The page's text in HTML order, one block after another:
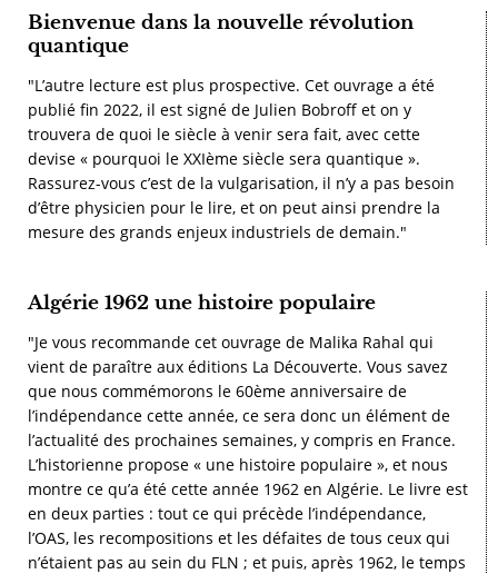
Bienvenue dans la nouvelle révolution
quantique
"L’autre lecture est plus prospective. Cet ouvrage a été
publié fin 2022, il est signé de Julien Bobroff et on y
trouvera de quoi le siècle à venir sera fait, avec cette
devise « pourquoi le XXIème siècle sera quantique ».
Rassurez-vous c’est de la vulgarisation, il n’y a pas besoin
d’être physicien pour le lire, et on peut ainsi prendre la
mesure des grands enjeux industriels de demain."
Algérie 1962 une histoire populaire
"Je vous recommande cet ouvrage de Malika Rahal qui
vient de paraître aux éditions La Découverte. Vous savez
que nous commémorons le 60ème anniversaire de
l’indépendance cette année, ce sera donc un élément de
l’actualité des prochaines semaines, y compris en France.
L’historienne propose « une histoire populaire », et nous
montre ce qu’a été cette année 1962 en Algérie. Le livre est
en deux parties : tout ce qui précède l’indépendance,
l’OAS, les recompositions et les défaites de tous ceux qui
n’étaient pas au sein du FLN ; et puis, après 1962, le temps